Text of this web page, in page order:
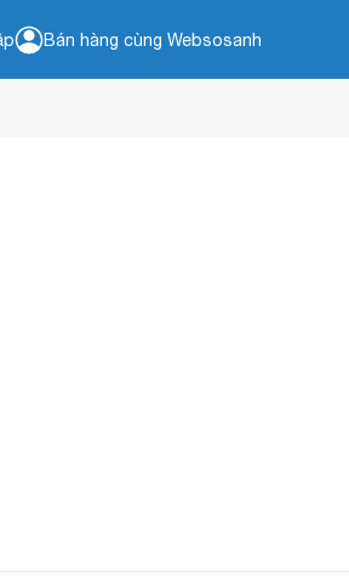
Bán hàng cùng Websosanh